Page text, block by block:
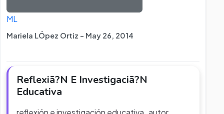
ML
Mariela LÓpez Ortiz - May 26, 2014
Reflexiã?N E Investigaciã?N
Educativa